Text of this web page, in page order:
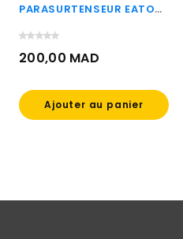
PARASURTENSEUR EATON
(PS6F)
200,00 MAD
Ajouter au panier